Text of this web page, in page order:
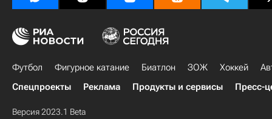
Футбол Фигурное катание Биатлон ЗОЖ Хоккей
Спецпроекты
Реклама Продукты и сервисы Пресс-
Версия 2023.1 Beta